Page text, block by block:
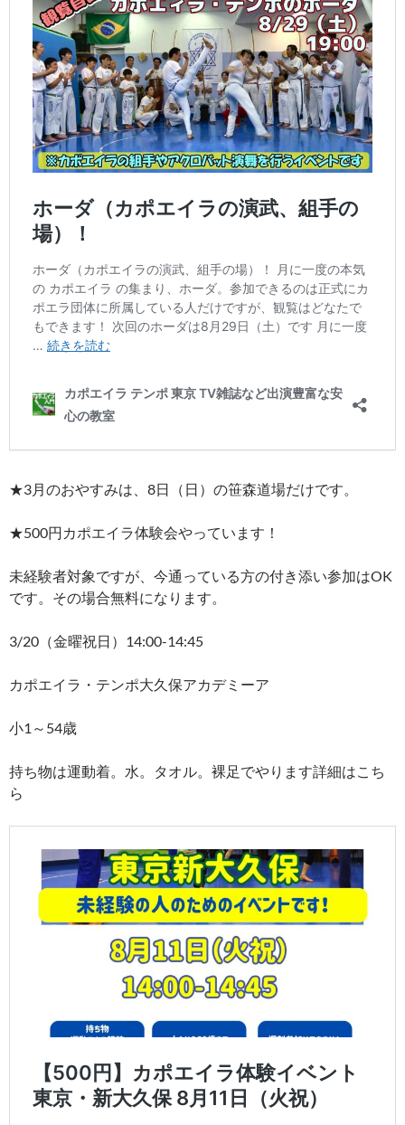
★3月のおやすみは、8日（日）の笹森道場だけです。
★500円カポエイラ体験会やっています！
未経験者対象ですが、今通っている方の付き添い参加はOK
です。その場合無料になります。
3/20（金曜祝日）14:00-14:45
カポエイラ・テンポ大久保アカデミーア
小1～54歳
持ち物は運動着。水。タオル。裸足でやります詳細はこち
ら